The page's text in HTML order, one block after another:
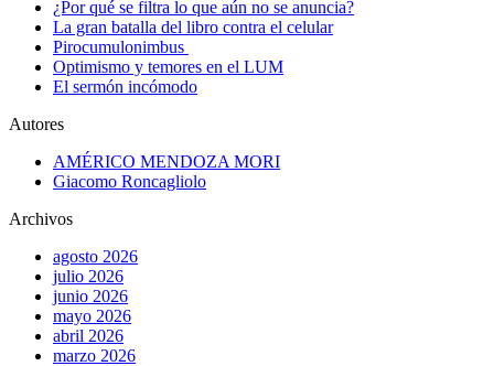
¿Por qué se filtra lo que aún no se anuncia?
La gran batalla del libro contra el celular
Pirocumulonimbus
Optimismo y temores en el LUM
El sermón incómodo
Autores
AMÉRICO MENDOZA MORI
Giacomo Roncagliolo
Archivos
agosto 2026
julio 2026
junio 2026
mayo 2026
abril 2026
marzo 2026